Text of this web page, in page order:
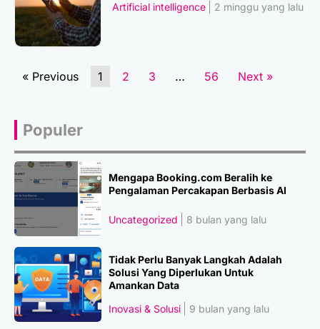
Artificial intelligence
2 minggu yang lalu
« Previous 1 2 3 … 56 Next »
Populer
Mengapa Booking.com Beralih ke
Pengalaman Percakapan Berbasis AI
Uncategorized 8 bulan yang lalu
Tidak Perlu Banyak Langkah Adalah
Solusi Yang Diperlukan Untuk
Amankan Data
Inovasi & Solusi
9 bulan yang lalu